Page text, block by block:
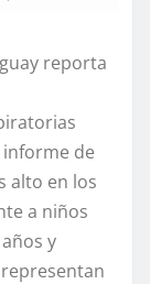
reporta
informe de
alto en los
a niños
y